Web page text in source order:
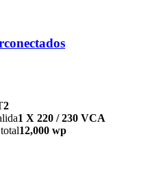
2
1 X 220 / 230 VCA
12,000 wp